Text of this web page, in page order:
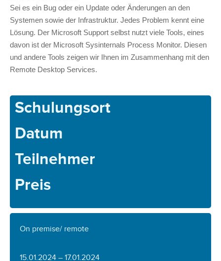
Sei es ein Bug oder ein Update oder Änderungen an den
Systemen sowie der Infrastruktur. Jedes Problem kennt eine
Lösung. Der Microsoft Support selbst nutzt viele Tools, eines
davon ist der Microsoft Sysinternals Process Monitor. Diesen
und andere Tools zeigen wir Ihnen im Zusammenhang mit den
Remote Desktop Services.
Schulungsort
Datum
Teilnehmer
Preis
On premise/ remote
15.01.2024 – 17.01.2024